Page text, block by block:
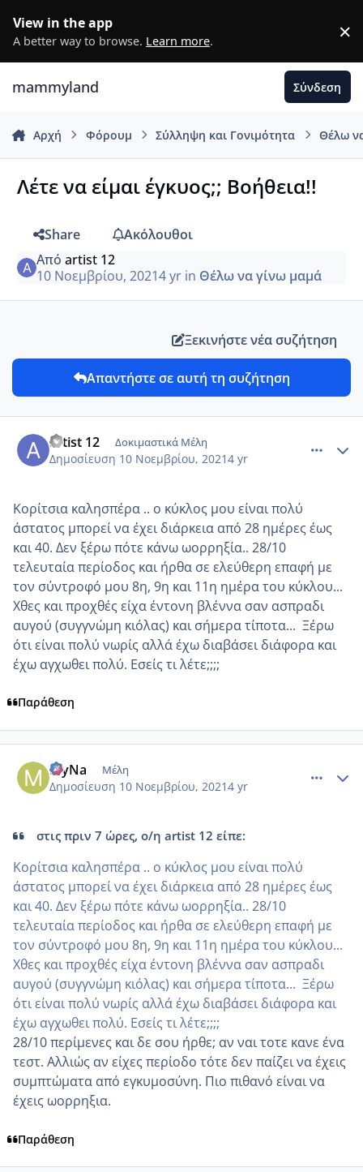
View in the app
A better way to browse. Learn more. ×
mammyland Σύνδεση
Αρχή Φόρουμ Σύλληψη και Γονιμότητα Θέλω
Λέτε να είμαι έγκυος;; Βοήθεια!!
Share
Ακόλουθοι
Από artist 12
10 Νοεμβρίου, 20214 yrin Θέλω να γίνω μαμά
Ξεκινήστε νέα συζήτηση
Απαντήστε σε αυτή τη συζήτηση
artist 12 Δοκιμαστικά Μέλη
Δημοσίευση 10 Νοεμβρίου, 20214 yr
Κορίτσια καλησπέρα .. ο κύκλος μου είναι πολύ
άστατος μπορεί να έχει διάρκεια από 28 ημέρες έως
και 40. Δεν ξέρω πότε κάνω ωορρηξία.. 28/10
τελευταία περίοδος και ήρθα σε ελεύθερη επαφή με
τον σύντροφό μου 8η, 9η και 11η ημέρα του κύκλου...
Χθες και προχθές είχα έντονη βλέννα σαν ασπραδι
αυγού (συγγνώμη κιόλας) και σήμερα τίποτα... Ξέρω
ότι είναι πολύ νωρίς αλλά έχω διαβάσει διάφορα και
έχω αγχωθει πολύ. Εσείς τι λέτε;;;;
Παράθεση
MyNa Μέλη
Δημοσίευση 10 Νοεμβρίου, 20214 yr
στις πριν 7 ώρες, ο/η artist 12 είπε:
Κορίτσια καλησπέρα .. ο κύκλος μου είναι πολύ
άστατος μπορεί να έχει διάρκεια από 28 ημέρες έως
και 40. Δεν ξέρω πότε κάνω ωορρηξία.. 28/10
τελευταία περίοδος και ήρθα σε ελεύθερη επαφή με
τον σύντροφό μου 8η, 9η και 11η ημέρα του κύκλου...
Χθες και προχθές είχα έντονη βλέννα σαν ασπραδι
αυγού (συγγνώμη κιόλας) και σήμερα τίποτα... Ξέρω
ότι είναι πολύ νωρίς αλλά έχω διαβάσει διάφορα και
έχω αγχωθει πολύ. Εσείς τι λέτε;;;;
28/10 περίμενες και δε σου ήρθε; αν ναι τοτε κανε ένα
τεστ. Αλλιώς αν είχες περίοδο τότε δεν παίζει να έχεις
συμπτώματα από εγκυμοσύνη. Πιο πιθανό είναι να
έχεις ωορρηξια.
Παράθεση